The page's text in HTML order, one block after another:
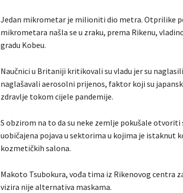
Jedan mikrometar je milioniti dio metra. Otprilike
mikrometara našla se u zraku, prema Rikenu,
gradu Kobeu.
Naučnici u Britaniji kritikovali su vladu jer su
naglašavali aerosolni prijenos, faktor koji su
zdravlje tokom cijele pandemije.
S obzirom na to da su neke zemlje pokušale
uobičajena pojava u sektorima u kojima je istaknut
kozmetičkih salona.
Makoto Tsubokura, vođa tima iz Rikenovog centra
vizira nije alternativa maskama.